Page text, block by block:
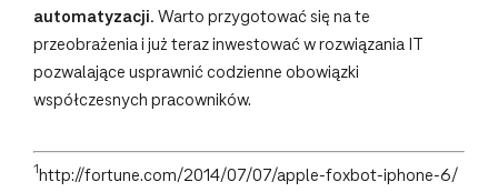
automatyzacji. Warto przygotować się na te
przeobrażenia i już teraz inwestować w rozwiązania IT
pozwalające usprawnić codzienne obowiązki
współczesnych pracowników.
1 http://fortune.com/2014/07/07/apple-foxbot-iphone-6/